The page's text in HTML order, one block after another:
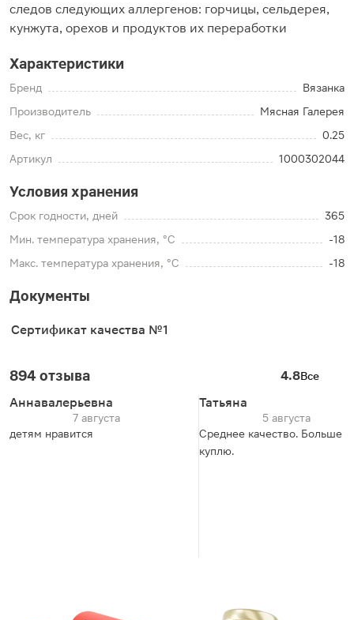
следов следующих аллергенов: горчицы, сельдерея,
кунжута, орехов и продуктов их переработки
Характеристики
Бренд
Вязанка
Производитель
Мясная Галерея
Вес, кг
0.25
Артикул
1000302044
Условия хранения
Срок годности, дней
365
Мин. температура хранения, °C
-18
Макс. температура хранения, °C
-18
Документы
Сертификат качества №1
894 отзыва 4.8Все
Аннавалерьевна
7 августа
детям нравится
Татьяна
5 августа
Среднее качество. Больше
куплю.